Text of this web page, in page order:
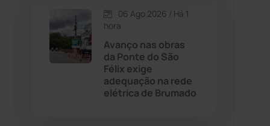
Cordeiros
Dom Basílio
(1235)
06 Ago 2026 / Há 1
hora
Avanço nas obras
da Ponte do São
Félix exige
adequação na rede
elétrica de Brumado